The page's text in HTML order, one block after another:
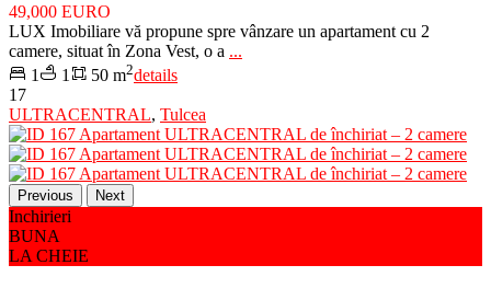
49,000 EURO
LUX Imobiliare vă propune spre vânzare un apartament cu 2
camere, situat în Zona Vest, o a ...
1
1 50 m2details
17
ULTRACENTRAL, Tulcea
Previous Next
Inchirieri
BUNA
LA CHEIE